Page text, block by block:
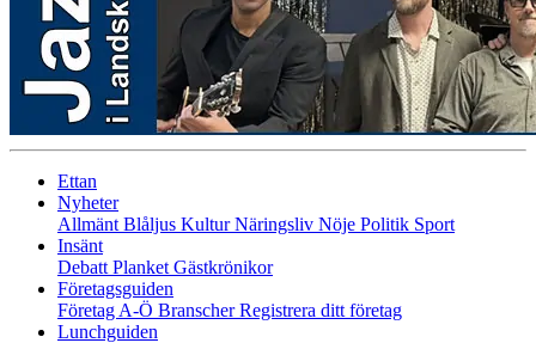
Ettan
Nyheter
Allmänt Blåljus KulturNäringsliv Nöje Politik Sport
Insänt
Debatt Planket Gästkrönikor
Företagsguiden
Företag A-Ö BranscherRegistrera ditt företag
Lunchguiden